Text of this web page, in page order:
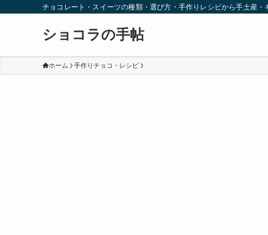
チョコレート・スイーツの種類・選び方・手作りレシピから手土産・
ショコラの手帖
ホーム 手作りチョコ・レシピ